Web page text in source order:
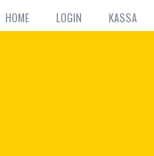
HOME LOGIN KASSA